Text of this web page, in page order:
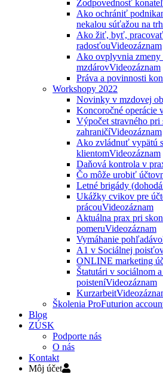
Zodpovednosť
Ako ochrániť
nekalou súťažou na
Ako žiť, byť,
radosťouVideozáznam
Ako ovplyvnia zmeny
mzdárovVideozáznam
Práva a povinnosti
Workshopy 2022
Novinky v mzdovej
Koncoročné operácie
Výpočet stravného pri
zahraničíVideozáznam
Ako zvládnuť vypätú
klientomVideozáznam
Daňová kontrola v
Čo môže urobiť
Letné brigády
Ukážky cvikov pre
prácouVideozáznam
Aktuálna prax pri
pomeruVideozáznam
Vymáhanie
A1 v Sociálnej
ONLINE marketing
Štatutári v sociálnom
poisteníVideozáznam
Kurzarbeit
Školenia ProFuturion
Blog
ZÚSK
Podporte nás
O nás
Kontakt
Môj účet